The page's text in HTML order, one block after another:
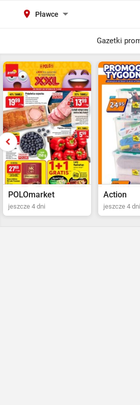
Pławce
Gazetki
Action
jeszcze 4 dni
Netto
jeszcze 5 dni